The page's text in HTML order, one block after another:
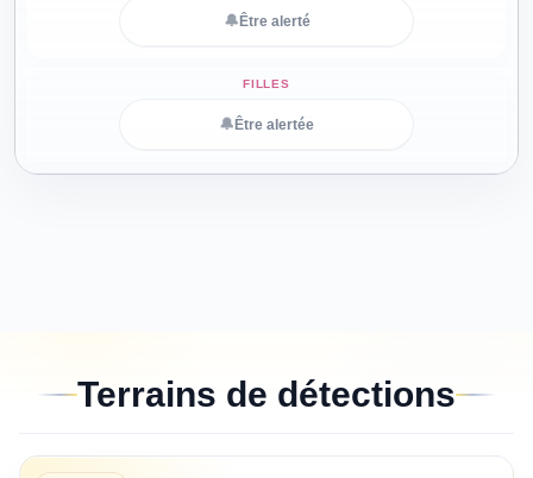
Terrains de détections
🔔 Être alerté
🔔 Être alertée